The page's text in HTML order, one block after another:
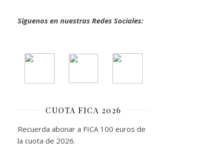
Síguenos en nuestras Redes Sociales:
CUOTA FICA 2026
Recuerda abonar a FICA 100 euros de
la cuota de 2026.